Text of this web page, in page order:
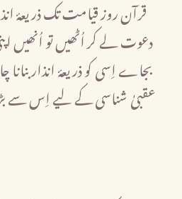
قرآن روز قیامت تک ذریعۂ
دعوت لے کر اُٹھیں تو اُنھیں
بجاے اِسی کو ذریعۂ انذار
عقبیٰ شناسی کے لیے اِس سے